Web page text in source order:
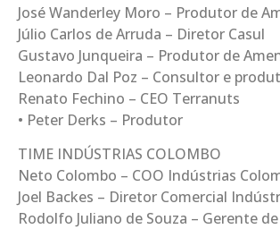
José Wanderley Moro – Produtor de
Júlio Carlos de Arruda – Diretor Casul
Gustavo Junqueira – Produtor de
Leonardo Dal Poz – Consultor e
Renato Fechino – CEO Terranuts
• Peter Derks – Produtor
TIME INDÚSTRIAS COLOMBO
Neto Colombo – COO Indústrias
Joel Backes – Diretor Comercial
Rodolfo Juliano de Souza – Gerente